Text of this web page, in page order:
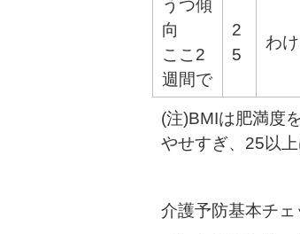
うつ傾
向
ここ2
週間で
2
5
わ
(注)BMIは肥満度
やせすぎ、25以上
介護予防基本チェ